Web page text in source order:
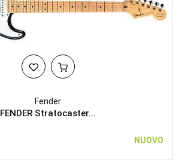
Fender
FENDER Stratocaster...
NUOVO